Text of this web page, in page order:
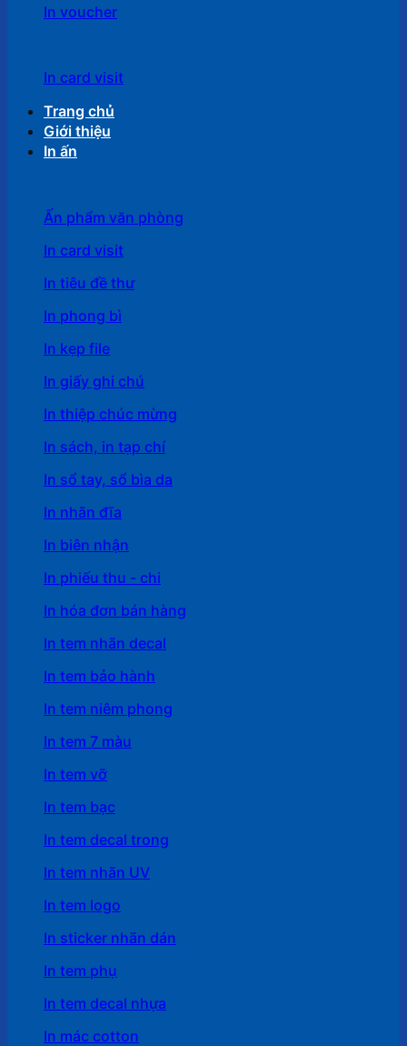
In voucher
In card visit
Trang chủ
Giới thiệu
In ấn
Ấn phẩm văn phòng
In card visit
In tiêu đề thư
In phong bì
In kẹp file
In giấy ghi chú
In thiệp chúc mừng
In sách, in tạp chí
In sổ tay, sổ bìa da
In nhãn đĩa
In biên nhận
In phiếu thu - chi
In hóa đơn bán hàng
In tem nhãn decal
In tem bảo hành
In tem niêm phong
In tem 7 màu
In tem vỡ
In tem bạc
In tem decal trong
In tem nhãn UV
In tem logo
In sticker nhãn dán
In tem phụ
In tem decal nhựa
In mác cotton